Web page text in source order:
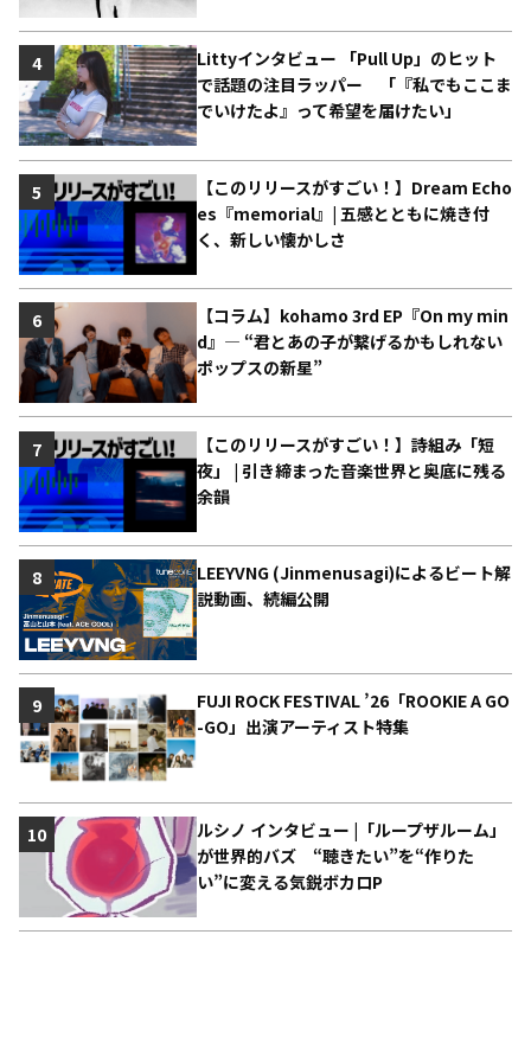
Littyインタビュー 「Pull Up」のヒット
で話題の注目ラッパー 「『私でもここま
でいけたよ』って希望を届けたい」
4
【このリリースがすごい！】Dream Echo
es『memorial』| 五感とともに焼き付
く、新しい懐かしさ
5
【コラム】kohamo 3rd EP『On my min
d』― “君とあの子が繋げるかもしれない
ポップスの新星”
6
【このリリースがすごい！】詩組み「短
夜」 | 引き締まった音楽世界と奥底に残る
余韻
7
LEEYVNG (Jinmenusagi)によるビート解
説動画、続編公開
8
FUJI ROCK FESTIVAL ’26「ROOKIE A GO
-GO」出演アーティスト特集
9
ルシノ インタビュー |「ループザルーム」
が世界的バズ “聴きたい”を“作りた
い”に変える気鋭ボカロP
10